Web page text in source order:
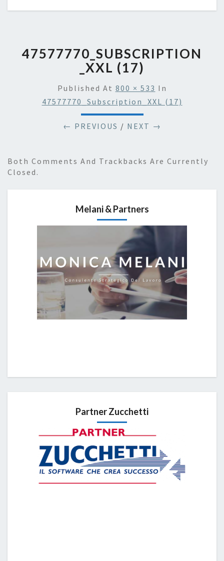
47577770_SUBSCRIPTION
_XXL (17)
Published At 800 × 533 In
47577770_Subscription_XXL (17)
← PREVIOUS / NEXT →
Both Comments And Trackbacks Are Currently
Closed.
Melani & Partners
Partner Zucchetti